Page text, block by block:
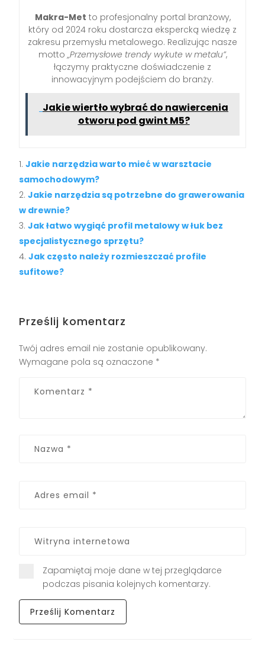
Makra-Met to profesjonalny portal branżowy,
który od 2024 roku dostarcza ekspercką wiedzę z
zakresu przemysłu metalowego. Realizując nasze
motto„Przemysłowe trendy wykute w metalu”,
łączymy praktyczne doświadczenie z
innowacyjnym podejściem do branży.
Jakie wiertło wybrać do nawiercenia
otworu pod gwint M5?
Jakie narzędzia warto mieć w warsztacie
samochodowym?
Jakie narzędzia są potrzebne do grawerowania
w drewnie?
Jak łatwo wygiąć profil metalowy w łuk bez
specjalistycznego sprzętu?
Jak często należy rozmieszczać profile
sufitowe?
Prześlij komentarz
Twój adres email nie zostanie opublikowany.
Wymagane pola są oznaczone *
Zapamiętaj moje dane w tej przeglądarce
podczas pisania kolejnych komentarzy.